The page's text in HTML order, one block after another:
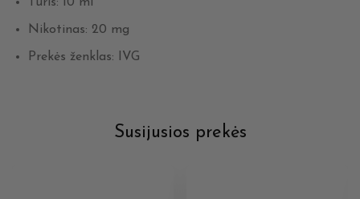
Nikotinas: 20 mg
Prekės ženklas: IVG
Susijusios prekės